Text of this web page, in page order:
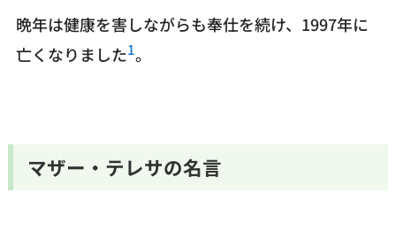
晩年は健康を害しながらも奉仕を続け、1997年に
亡くなりました1。
マザー・テレサの名言